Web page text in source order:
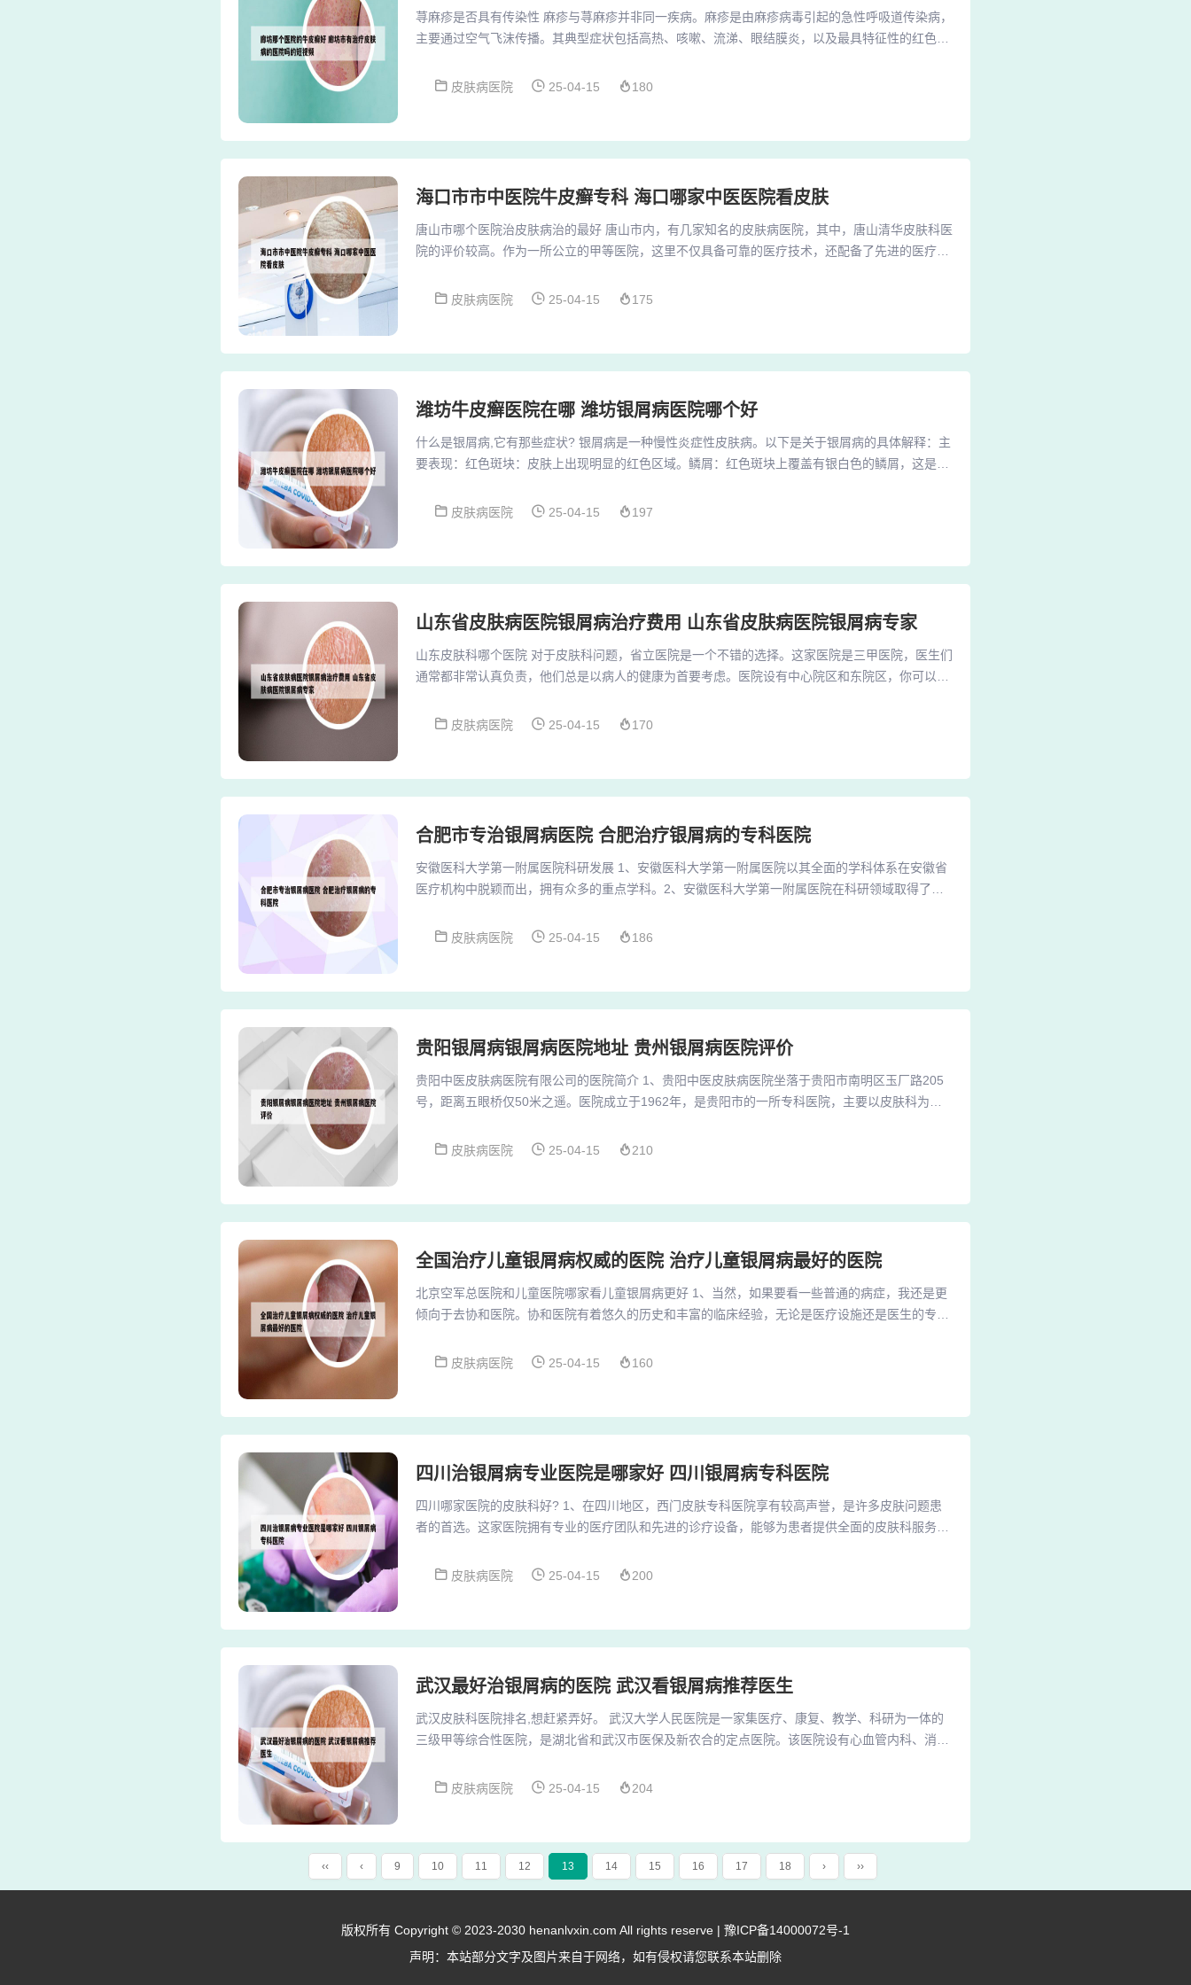
荨麻疹是否具有传染性 麻疹与荨麻疹并非同一疾病。麻疹是由麻疹病毒引起的急性呼吸道传染病，
主要通过空气飞沫传播。其典型症状包括高热、咳嗽、流涕、眼结膜炎，以及最具特征性的红色皮
它是由于过敏引起的，与湿疹等过敏性疾病类似，都证明了患者可能是过敏体质。无传染性：尽管
皮肤病医院 25-04-15 180
海口市市中医院牛皮癣专科 海口哪家中医医院看皮肤
唐山市哪个医院治皮肤病治的最好 唐山市内，有几家知名的皮肤病医院，其中，唐山清华皮肤科医
院的评价较高。作为一所公立的甲等医院，这里不仅具备可靠的医疗技术，还配备了先进的医疗设
于皮肤病的诊疗，积累了丰富的临床经验。唐山市人民医院皮肤科较好。唐山市人民医院皮肤科作
皮肤病医院 25-04-15 175
潍坊牛皮癣医院在哪 潍坊银屑病医院哪个好
什么是银屑病,它有那些症状? 银屑病是一种慢性炎症性皮肤病。以下是关于银屑病的具体解释：主
要表现：红色斑块：皮肤上出现明显的红色区域。鳞屑：红色斑块上覆盖有银白色的鳞屑，这是银
种炎性的皮肤病，主要表现为红斑和银白色鳞屑。以下是关于银屑病的详细解释：主要症状：红
皮肤病医院 25-04-15 197
山东省皮肤病医院银屑病治疗费用 山东省皮肤病医院银屑病专家
山东皮肤科哪个医院 对于皮肤科问题，省立医院是一个不错的选择。这家医院是三甲医院，医生们
通常都非常认真负责，他们总是以病人的健康为首要考虑。医院设有中心院区和东院区，你可以根
可能没有中心院区和东院区先进。总之，济南北大皮肤病医院凭借其专业、贴心的服务赢得了患者
皮肤病医院 25-04-15 170
合肥市专治银屑病医院 合肥治疗银屑病的专科医院
安徽医科大学第一附属医院科研发展 1、安徽医科大学第一附属医院以其全面的学科体系在安徽省
医疗机构中脱颖而出，拥有众多的重点学科。2、安徽医科大学第一附属医院在科研领域取得了显
等，涉及银屑病易感基因研究和大别山隔离人群遗传资源调查等重要课题，2005年至2010年间，
皮肤病医院 25-04-15 186
贵阳银屑病银屑病医院地址 贵州银屑病医院评价
贵阳中医皮肤病医院有限公司的医院简介 1、贵阳中医皮肤病医院坐落于贵阳市南明区玉厂路205
号，距离五眼桥仅50米之遥。医院成立于1962年，是贵阳市的一所专科医院，主要以皮肤科为特
务。2、贵阳市皮肤病医院：该医院是贵州省皮肤病专科医院，拥有一支专业的皮肤科医生团队和
皮肤病医院 25-04-15 210
全国治疗儿童银屑病权威的医院 治疗儿童银屑病最好的医院
北京空军总医院和儿童医院哪家看儿童银屑病更好 1、当然，如果要看一些普通的病症，我还是更
倾向于去协和医院。协和医院有着悠久的历史和丰富的临床经验，无论是医疗设施还是医生的专业
治疗效果更好。2、综上所述，空军总医院皮肤科凭借其先进的医疗设备、专业的医疗团队、精准
皮肤病医院 25-04-15 160
四川治银屑病专业医院是哪家好 四川银屑病专科医院
四川哪家医院的皮肤科好? 1、在四川地区，西门皮肤专科医院享有较高声誉，是许多皮肤问题患
者的首选。这家医院拥有专业的医疗团队和先进的诊疗设备，能够为患者提供全面的皮肤科服务。
都寻找皮肤科医院时，四川省皮肤病性病防治研究所是一个不错的选择，该所位于成都市四道街12
皮肤病医院 25-04-15 200
武汉最好治银屑病的医院 武汉看银屑病推荐医生
武汉皮肤科医院排名,想赶紧弄好。 武汉大学人民医院是一家集医疗、康复、教学、科研为一体的
三级甲等综合性医院，是湖北省和武汉市医保及新农合的定点医院。该医院设有心血管内科、消化
科、临床药学等众多临床和医技科室。武汉知名皮肤科医院榜单是基于大数据算法、云计算以及系
皮肤病医院 25-04-15 204
‹‹ ‹ 9 10 11 12 13 14 15 16 17 18 › ››
版权所有 Copyright © 2023-2030 henanlvxin.com All rights reserve | 豫ICP备14000072号-1
声明：本站部分文字及图片来自于网络，如有侵权请您联系本站删除